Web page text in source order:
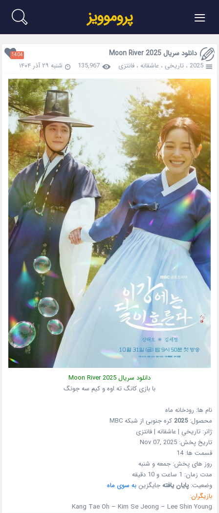
≡ پروموویز
دانلود سریال Moon River 2025 1404
2025 ،تاریخی ،عاشقانه ،فانتزی 135,967 شنبه ۲۹ آذر ۱۴۰۴
دانلود سریال Moon River2025
با بازی کانگ ته اوه و کیم سه جونگ
نام ها: رودخانه ماه
محصول:2025 کره جنوبی از شبکهMBC
ژانر:تاریخی | عاشقانه | فانتزی
تاریخ پخش:Nov 07, 2025
قسمت ها:14
روز های پخش:جمعه و شنبه
مدت زمان: 1 ساعت و 10 دقیقه
وضعیت:پایان یافتهجایگزینبه سوی ماه
بازیگران:
Kang Tae Oh – Kim Se Jeong – Lee Shin Young